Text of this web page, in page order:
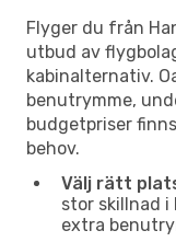
Flyger du från
utbud av
kabinalternativ.
benutrymme,
budgetpriser
behov.
Välj rätt
stor skillnad
extra